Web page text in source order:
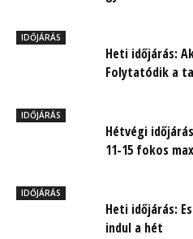
IDŐJÁRÁS
Heti időjárás:
Folytatódik a
IDŐJÁRÁS
Hétvégi
11-15 fokos
IDŐJÁRÁS
Heti időjárás:
indul a hét